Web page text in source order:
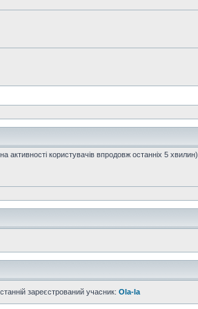
активності користувачів впродовж останніх 5 хвилин)
зареєстрований учасник: Ola-la